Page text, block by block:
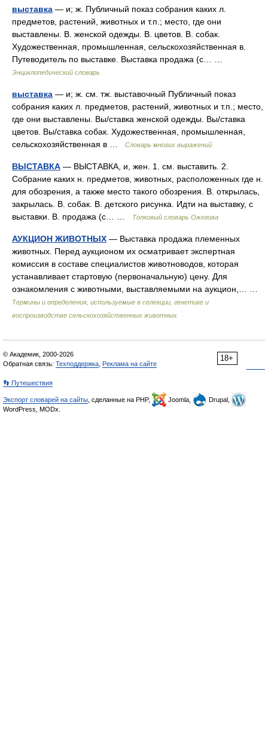
выставка — и; ж. Публичный показ собрания каких л.
предметов, растений, животных и т.п.; место, где они
выставлены. В. женской одежды. В. цветов. В. собак.
Художественная, промышленная, сельскохозяйственная в.
Путеводитель по выставке. Выставка продажа (с… …
Энциклопедический словарь
выставка — и; ж. см. тж. выставочный Публичный показ
собрания каких л. предметов, растений, животных и т.п.; место,
где они выставлены. Вы/ставка женской одежды. Вы/ставка
цветов. Вы/ставка собак. Художественная, промышленная,
сельскохозяйственная в …
Словарь многих выражений
ВЫСТАВКА — ВЫСТАВКА, и, жен. 1. см. выставить. 2.
Собрание каких н. предметов, животных, расположенных где н.
для обозрения, а также место такого обозрения. В. открылась,
закрылась. В. собак. В. детского рисунка. Идти на выставку, с
выставки. В. продажа (с… …
Толковый словарь Ожегова
АУКЦИОН ЖИВОТНЫХ — Выставка продажа племенных
животных. Перед аукционом их осматривает экспертная
комиссия в составе специалистов животноводов, которая
устанавливает стартовую (первоначальную) цену. Для
ознакомления с животными, выставляемыми на аукцион,… …
Термины и определения, используемые в селекции, генетике и
воспроизводстве сельскохозяйственных животных
18+
© Академик, 2000-2026
Обратная связь: Техподдержка Реклама на сайте
👣 Путешествия
Экспорт словарей на сайты , сделанные на PHP, Joomla,
Drupal,
WordPress, MODx.